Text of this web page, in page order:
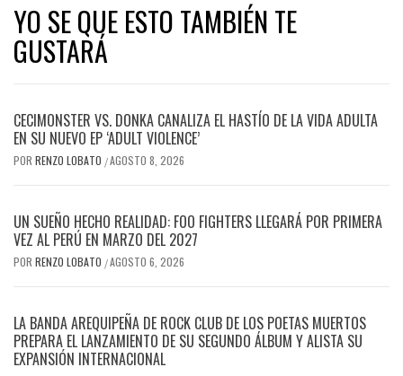
YO SE QUE ESTO TAMBIÉN TE
GUSTARÁ
CECIMONSTER VS. DONKA CANALIZA EL HASTÍO DE LA VIDA ADULTA
EN SU NUEVO EP ‘ADULT VIOLENCE’
POR RENZO LOBATO /AGOSTO 8, 2026
UN SUEÑO HECHO REALIDAD: FOO FIGHTERS LLEGARÁ POR PRIMERA
VEZ AL PERÚ EN MARZO DEL 2027
POR RENZO LOBATO /AGOSTO 6, 2026
LA BANDA AREQUIPEÑA DE ROCK CLUB DE LOS POETAS MUERTOS
PREPARA EL LANZAMIENTO DE SU SEGUNDO ÁLBUM Y ALISTA SU
EXPANSIÓN INTERNACIONAL